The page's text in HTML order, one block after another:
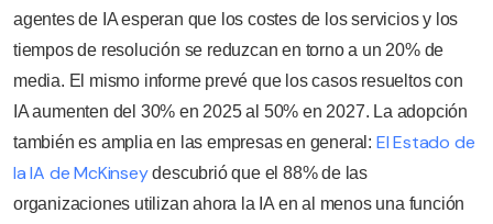
agentes de IA esperan que los costes de los servicios y los
tiempos de resolución se reduzcan en torno a un 20% de
media. El mismo informe prevé que los casos resueltos con
IA aumenten del 30% en 2025 al 50% en 2027. La adopción
también es amplia en las empresas en general: El Estado de
la IA de McKinseydescubrió que el 88% de las
organizaciones utilizan ahora la IA en al menos una función